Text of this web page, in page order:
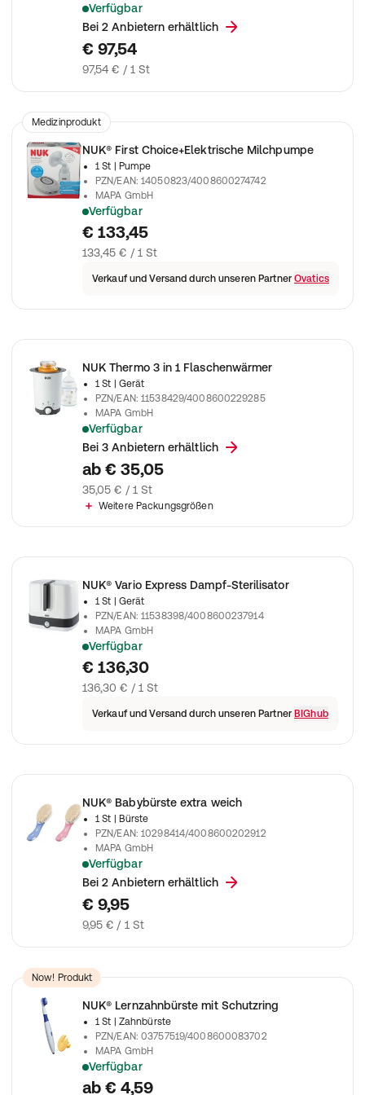
Verfügbar
Zum leichten Abpumpen der Muttermilch
Bei 2 Anbietern erhältlich
€ 97,54
97,54 € / 1 St
Medizinprodukt
NUK® First Choice+Elektrische Milchpumpe
1 St
| Pumpe
PZN/EAN:14050823/4008600274742
MAPA GmbH
Verfügbar
Zum leichten Abpumpen der Muttermilch
€ 133,45
133,45 € / 1 St
Verkauf und Versand durch unseren Partner Ovatics
NUK Thermo 3 in 1 Flaschenwärmer
1 St
| Gerät
PZN/EAN:11538429/4008600229285
MAPA GmbH
Verfügbar
Flaschenwärmer zum gleichmäßigen Erwärmen,
Bei 3 Anbietern erhältlich
ab € 35,05
35,05 € / 1 St
Weitere Packungsgrößen
NUK® Vario Express Dampf-Sterilisator
1 St
| Gerät
PZN/EAN:11538398/4008600237914
MAPA GmbH
Verfügbar
Für bis zu 6 Flaschen und Zubehör, desinfiziert schnell und
€ 136,30
136,30 € / 1 St
Verkauf und Versand durch unseren Partner BIGhub
NUK® Babybürste extra weich
1 St
| Bürste
PZN/EAN:10298414/4008600202912
MAPA GmbH
Verfügbar
Extra weiche Bürste für das zarte Babyhaar
Bei 2 Anbietern erhältlich
€ 9,95
9,95 € / 1 St
Now! Produkt
NUK® Lernzahnbürste mit Schutzring
1 St
| Zahnbürste
PZN/EAN:03757519/4008600083702
MAPA GmbH
Verfügbar
Speziell angepasste Lernzahnbürste für das selbstständige
ab € 4,59